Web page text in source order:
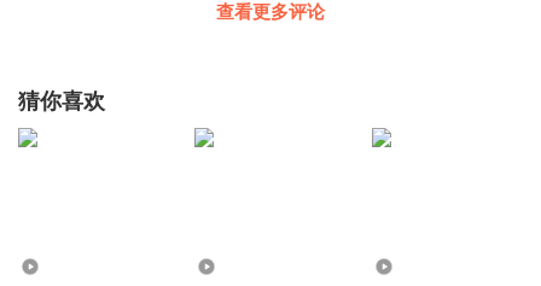
查看更多评论
猜你喜欢